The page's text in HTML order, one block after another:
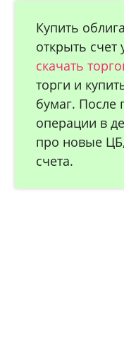
Купить
открыть счет
скачать
торги и
бумаг. После
операции в
про новые
счета.